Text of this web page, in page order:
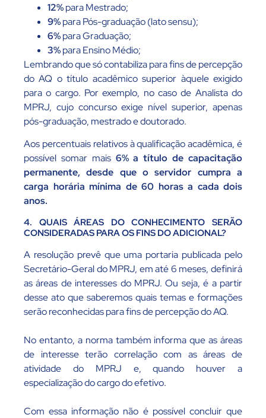
12%para Mestrado;
9%para Pós-graduação (lato sensu);
6%para Graduação;
3%para Ensino Médio;
Lembrando que só contabiliza para fins de percepção
do AQ o título acadêmico superior àquele exigido
para o cargo. Por exemplo, no caso de Analista do
MPRJ, cujo concurso exige nível superior, apenas
pós-graduação, mestrado e doutorado.
Aos percentuais relativos à qualificação acadêmica, é
possível somar mais 6% a título de capacitação
permanente, desde que o servidor cumpra a
carga horária mínima de 60 horas a cada dois
anos.
4. QUAIS ÁREAS DO CONHECIMENTO SERÃO
CONSIDERADAS PARA OS FINS DO ADICIONAL?
A resolução prevê que uma portaria publicada pelo
Secretário-Geral do MPRJ, em até 6 meses, definirá
as áreas de interesses do MPRJ. Ou seja, é a partir
desse ato que saberemos quais temas e formações
serão reconhecidas para fins de percepção do AQ.
No entanto, a norma também informa que as áreas
de interesse terão correlação com as áreas de
atividade do MPRJ e, quando houver a
especialização do cargo do efetivo.
Com essa informação não é possível concluir que